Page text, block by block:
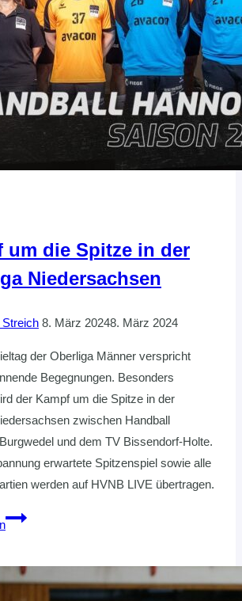
um die Spitze in der
Niedersachsen
Streich 8. März 20248. März 2024
der Oberliga Männer verspricht
Begegnungen. Besonders
der Kampf um die Spitze in der
zwischen Handball
und dem TV Bissendorf-Holte.
erwartete Spitzenspiel sowie alle
werden auf HVNB LIVE übertragen.
Kampf
Spitze